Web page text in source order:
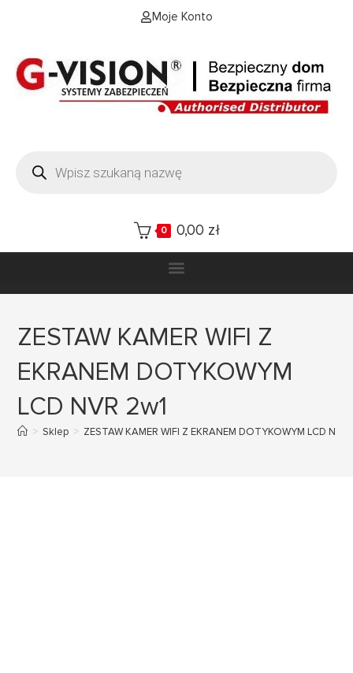
Moje Konto
0 0,00 zł
ZESTAW KAMER WIFI Z
EKRANEM DOTYKOWYM
LCD NVR 2w1
> Sklep > ZESTAW KAMER WIFI Z EKRANEM DOTYKOWYM LCD NVR